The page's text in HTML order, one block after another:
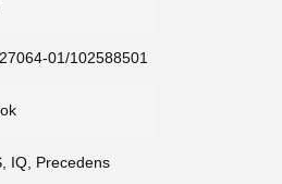
01/102588501
IQ, Precedens